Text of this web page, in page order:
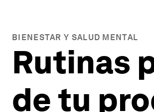
BIENESTAR Y SALUD MENTAL
Rutinas
de tu